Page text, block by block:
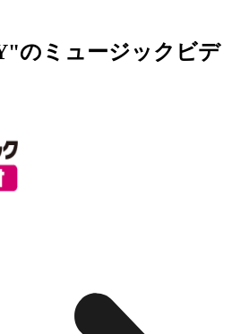
のミュージックビデ